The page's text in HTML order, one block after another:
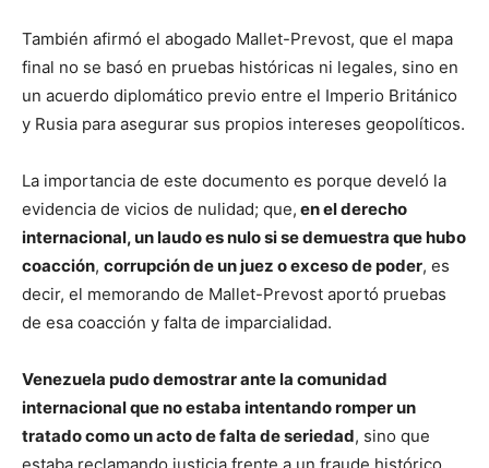
También afirmó el abogado Mallet-Prevost, que el mapa
final no se basó en pruebas históricas ni legales, sino en
un acuerdo diplomático previo entre el Imperio Británico
y Rusia para asegurar sus propios intereses geopolíticos.
La importancia de este documento es porque develó la
evidencia de vicios de nulidad; que, en el derecho
internacional, un laudo es nulo si se demuestra que hubo
coacción, corrupción de un juez o exceso de poder, es
decir, el memorando de Mallet-Prevost aportó pruebas
de esa coacción y falta de imparcialidad.
Venezuela pudo demostrar ante la comunidad
internacional que no estaba intentando romper un
tratado como un acto de falta de seriedad, sino que